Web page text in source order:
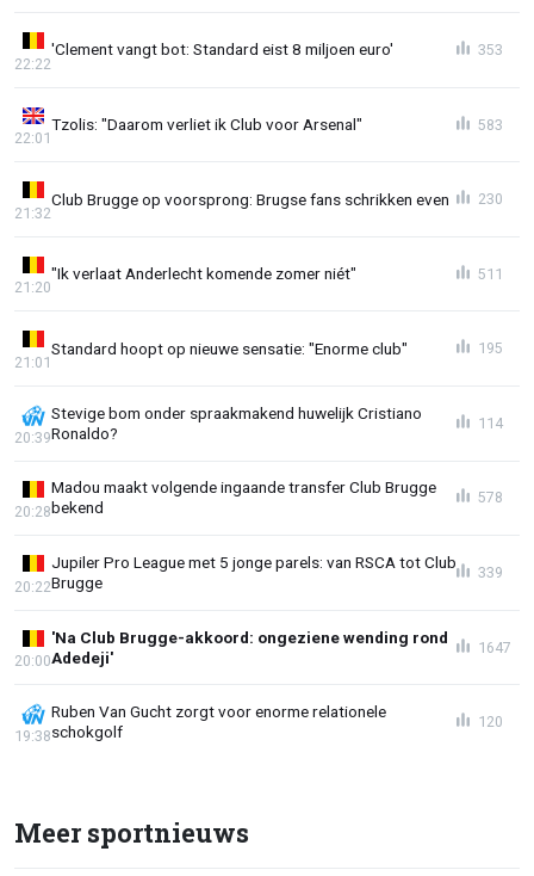
'Clement vangt bot: Standard eist 8 miljoen euro'
22:22
353
Tzolis: "Daarom verliet ik Club voor Arsenal"
22:01
583
Club Brugge op voorsprong: Brugse fans schrikken even
21:32
230
"Ik verlaat Anderlecht komende zomer niét"
21:20
511
Standard hoopt op nieuwe sensatie: "Enorme club"
21:01
195
Stevige bom onder spraakmakend huwelijk Cristiano
Ronaldo?
20:39
114
Madou maakt volgende ingaande transfer Club Brugge
bekend
20:28
578
Jupiler Pro League met 5 jonge parels: van RSCA tot Club
Brugge
20:22
339
'Na Club Brugge-akkoord: ongeziene wending rond
Adedeji'
20:00
1647
Ruben Van Gucht zorgt voor enorme relationele
schokgolf
19:38
120
Meer sportnieuws